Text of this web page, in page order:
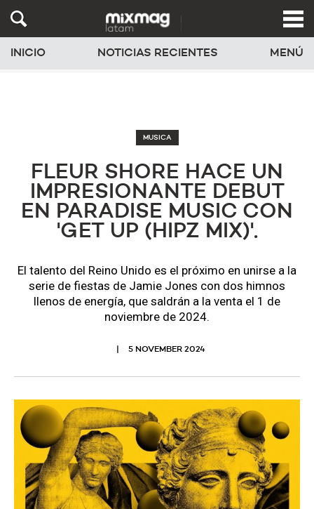
INICIO NOTICIAS RECIENTES MENÚ
MUSICA
FLEUR SHORE HACE UN
IMPRESIONANTE DEBUT
EN PARADISE MUSIC CON
'GET UP (HIPZ MIX)'.
El talento del Reino Unido es el próximo en unirse a la
serie de fiestas de Jamie Jones con dos himnos
llenos de energía, que saldrán a la venta el 1 de
noviembre de 2024.
5 NOVEMBER 2024